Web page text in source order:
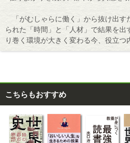
「がむしゃらに働く」から抜け出
られた「時間」と「人材」で結果を
り巻く環境が大きく変わる今、役立つ
こちらもおすすめ